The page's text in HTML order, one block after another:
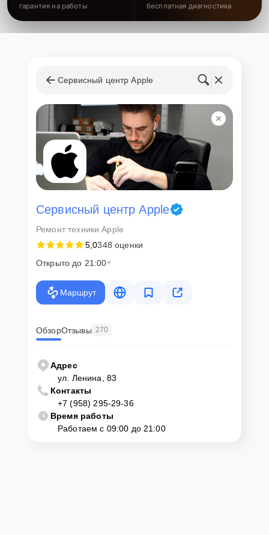
гарантия на работы бесплатная диагностика
Сервисный центр Apple
Сервисный центр Apple
Ремонт техники Apple
5,0348 оценки
Открыто до 21:00
Маршрут
ОбзорОтзывы 270
Адрес
ул. Ленина, 83
Контакты
+7 (958) 295-29-36
Время работы
Работаем с 09:00 до 21:00